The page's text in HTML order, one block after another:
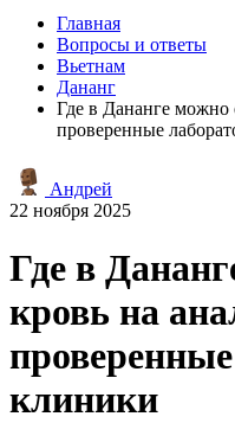
Главная
Вопросы и ответы
Вьетнам
Дананг
Где в Дананге можно
проверенные
Андрей
22 ноября 2025
Где в
кровь на
клиники